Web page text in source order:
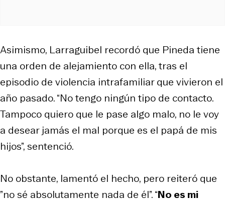
Asimismo, Larraguibel recordó que Pineda tiene
una orden de alejamiento con ella, tras el
episodio de violencia intrafamiliar que vivieron el
año pasado. “No tengo ningún tipo de contacto.
Tampoco quiero que le pase algo malo, no le voy
a desear jamás el mal porque es el papá de mis
hijos”, sentenció.
No obstante, lamentó el hecho, pero reiteró que
”no sé absolutamente nada de él”. “No es mi